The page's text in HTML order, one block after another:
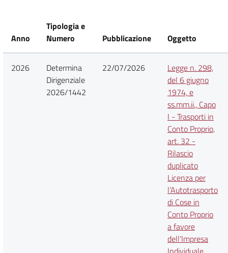
Anno
Tipologia e
Numero
Pubblicazione Oggetto
2026
Determina
Dirigenziale
2026/1442
22/07/2026
Legge n. 298,
del 6 giugno
1974, e
ss.mm.ii., Capo
I - Trasporti in
Conto Proprio,
art. 32 -
Rilascio
duplicato
Licenza per
l’Autotrasporto
di Cose in
Conto Proprio
a favore
dell’Impresa